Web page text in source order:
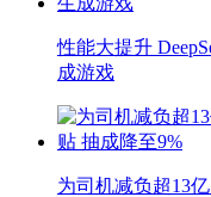
性能大提升
成游戏
为司机减负超13